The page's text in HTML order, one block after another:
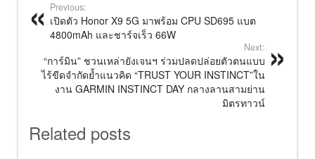
Previous:
เปิดตัว Honor X9 5G มาพร้อม CPU SD695 แบต
4800mAh และชาร์จเร็ว 66W
Next:
“การ์มิน” ชวนเหล่ายังเจนฯ ร่วมปลดปล่อยตัวตนแบบ
ไร้ขีดจำกัดย้ำแนวคิด “TRUST YOUR INSTINCT”ใน
งาน GARMIN INSTINCT DAY กลางลานสามย่าน
มิตรทาวน์
Related posts